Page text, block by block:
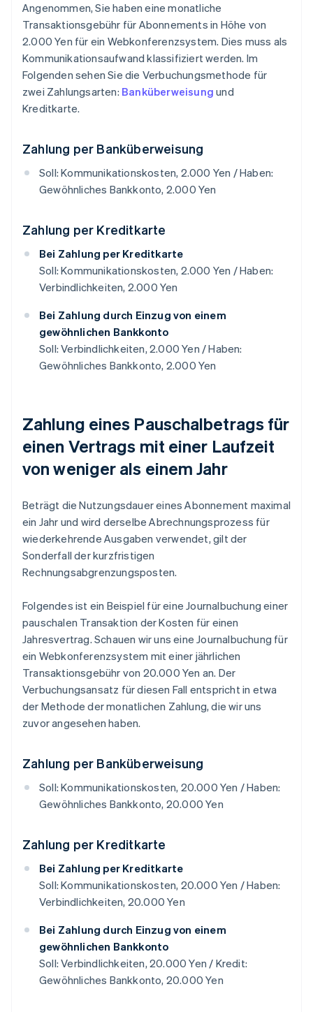
Angenommen, Sie haben eine monatliche
Transaktionsgebühr für Abonnements in Höhe von
2.000 Yen für ein Webkonferenzsystem. Dies muss als
Kommunikationsaufwand klassifiziert werden. Im
Folgenden sehen Sie die Verbuchungsmethode für
zwei Zahlungsarten: Banküberweisung und
Kreditkarte.
Zahlung per Banküberweisung
Soll: Kommunikationskosten, 2.000 Yen / Haben:
Gewöhnliches Bankkonto, 2.000 Yen
Zahlung per Kreditkarte
Bei Zahlung per Kreditkarte
Soll: Kommunikationskosten, 2.000 Yen / Haben:
Verbindlichkeiten, 2.000 Yen
Bei Zahlung durch Einzug von einem
gewöhnlichen Bankkonto
Soll: Verbindlichkeiten, 2.000 Yen / Haben:
Gewöhnliches Bankkonto, 2.000 Yen
Zahlung eines Pauschalbetrags für
einen Vertrags mit einer Laufzeit
von weniger als einem Jahr
Beträgt die Nutzungsdauer eines Abonnement maximal
ein Jahr und wird derselbe Abrechnungsprozess für
wiederkehrende Ausgaben verwendet, gilt der
Sonderfall der kurzfristigen
Rechnungsabgrenzungsposten.
Folgendes ist ein Beispiel für eine Journalbuchung einer
pauschalen Transaktion der Kosten für einen
Jahresvertrag. Schauen wir uns eine Journalbuchung für
ein Webkonferenzsystem mit einer jährlichen
Transaktionsgebühr von 20.000 Yen an. Der
Verbuchungsansatz für diesen Fall entspricht in etwa
der Methode der monatlichen Zahlung, die wir uns
zuvor angesehen haben.
Zahlung per Banküberweisung
Soll: Kommunikationskosten, 20.000 Yen / Haben:
Gewöhnliches Bankkonto, 20.000 Yen
Zahlung per Kreditkarte
Bei Zahlung per Kreditkarte
Soll: Kommunikationskosten, 20.000 Yen / Haben:
Verbindlichkeiten, 20.000 Yen
Bei Zahlung durch Einzug von einem
gewöhnlichen Bankkonto
Soll: Verbindlichkeiten, 20.000 Yen / Kredit:
Gewöhnliches Bankkonto, 20.000 Yen